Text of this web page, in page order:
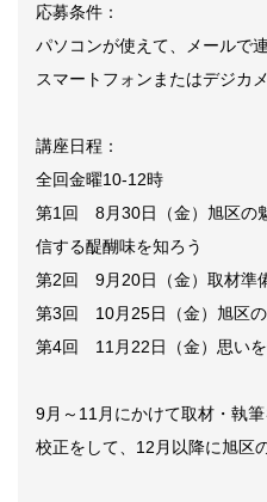
応募条件：
パソコンが使えて、メールで
スマートフォンまたはデジカ
講座日程：
全回金曜10-12時
第1回 8月30日（金）旭区の
信する醍醐味を知ろう
第2回 9月20日（金）取材準
第3回 10月25日（金）旭区
第4回 11月22日（金）思い
9月～11月にかけて取材・執
校正をして、12月以降に旭区